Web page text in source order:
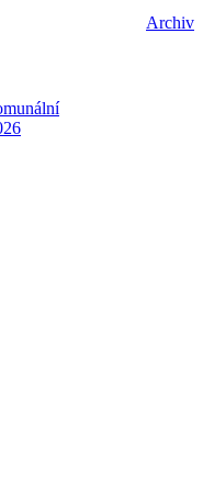
Archiv